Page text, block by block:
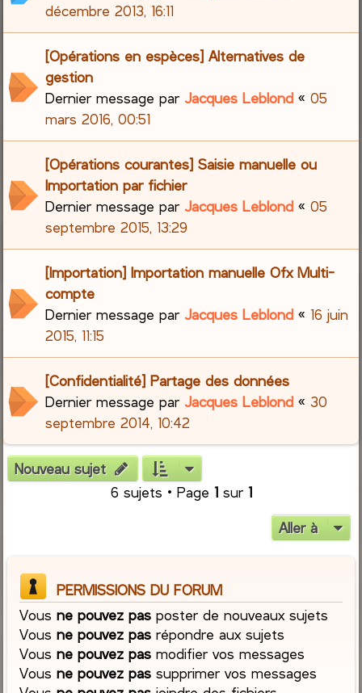
décembre 2013, 16:11
[Opérations en espèces] Alternatives de
gestion
Dernier message parJacques Leblond «05
mars 2016, 00:51
[Opérations courantes] Saisie manuelle ou
Importation par fichier
Dernier message parJacques Leblond «05
septembre 2015, 13:29
[Importation] Importation manuelle Ofx Multi-
compte
Dernier message parJacques Leblond « 16 juin
2015, 11:15
[Confidentialité] Partage des données
Dernier message parJacques Leblond «30
septembre 2014, 10:42
Nouveau sujet
6 sujets • Page 1sur 1
Aller à
PERMISSIONS DU FORUM
Vousne pouvez pas poster de nouveaux sujets
Vousne pouvez pas répondre aux sujets
Vousne pouvez pas modifier vos messages
Vousne pouvez pas supprimer vos messages